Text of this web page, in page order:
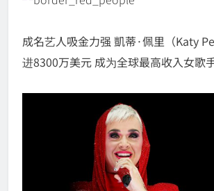
成名艺人吸金力强 凱蒂·佩里（Katy
进8300万美元 成为全球最高收入女歌